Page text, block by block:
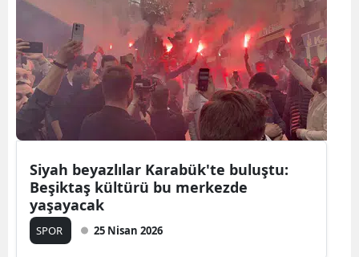
Siyah beyazlılar Karabük'te buluştu:
Beşiktaş kültürü bu merkezde
yaşayacak
SPOR 25 Nisan 2026